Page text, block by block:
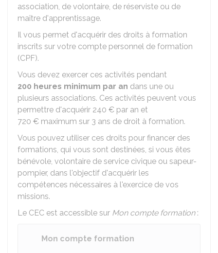
association, de volontaire, de réserviste ou de
maître d'apprentissage.
Il vous permet d'acquérir des droits à formation
inscrits sur votre compte personnel de formation
(CPF).
Vous devez exercer ces activités pendant
200 heures minimum par an dans une ou
plusieurs associations. Ces activités peuvent vous
permettre d'acquérir 240 € par an et
720 € maximum sur 3 ans de droit à formation.
Vous pouvez utiliser ces droits pour financer des
formations, qui vous sont destinées, si vous êtes
bénévole, volontaire de service civique ou sapeur-
pompier, dans l'objectif d'acquérir les
compétences nécessaires à l'exercice de vos
missions.
Le CEC est accessible sur Mon compte formation:
Mon compte formation